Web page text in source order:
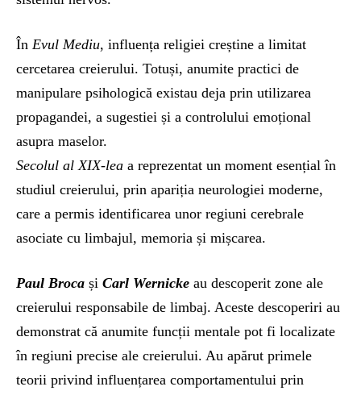
În Evul Mediu, influența religiei creștine a limitat
cercetarea creierului. Totuși, anumite practici de
manipulare psihologică existau deja prin utilizarea
propagandei, a sugestiei și a controlului emoțional
asupra maselor.
Secolul al XIX-lea a reprezentat un moment esențial în
studiul creierului, prin apariția neurologiei moderne,
care a permis identificarea unor regiuni cerebrale
asociate cu limbajul, memoria și mișcarea.
Paul Broca și Carl Wernicke au descoperit zone ale
creierului responsabile de limbaj. Aceste descoperiri au
demonstrat că anumite funcții mentale pot fi localizate
în regiuni precise ale creierului. Au apărut primele
teorii privind influențarea comportamentului prin